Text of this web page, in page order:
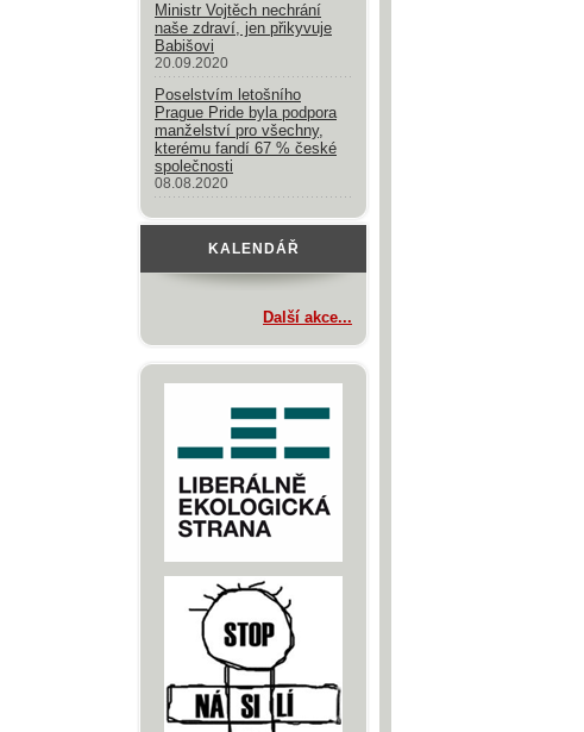
Ministr Vojtěch nechrání
naše zdraví, jen přikyvuje
Babišovi
20.09.2020
Poselstvím letošního
Prague Pride byla podpora
manželství pro všechny,
kterému fandí 67 % české
společnosti
08.08.2020
KALENDÁŘ
Další akce...